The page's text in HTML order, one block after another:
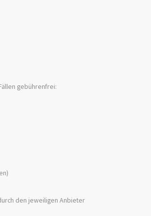
gebührenfrei:
den jeweiligen Anbieter